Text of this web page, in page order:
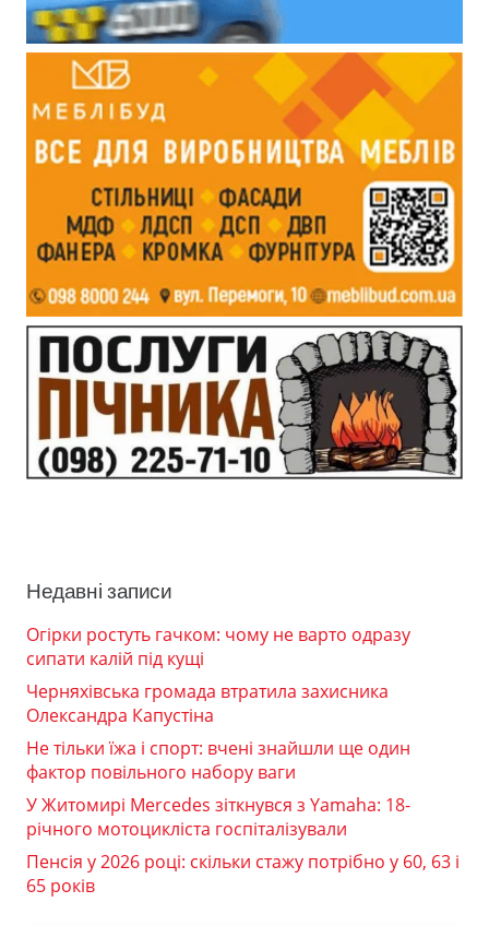
Недавні записи
Огірки ростуть гачком: чому не варто одразу
сипати калій під кущі
Черняхівська громада втратила захисника
Олександра Капустіна
Не тільки їжа і спорт: вчені знайшли ще один
фактор повільного набору ваги
У Житомирі Mercedes зіткнувся з Yamaha: 18-
річного мотоцикліста госпіталізували
Пенсія у 2026 році: скільки стажу потрібно у 60, 63 і
65 років